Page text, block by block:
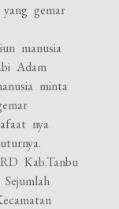
gemar
manusia
Adam
minta
nya
Kab.Tanbu